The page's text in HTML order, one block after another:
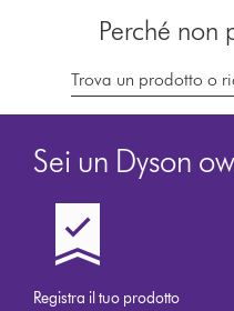
Perché non
Sei un Dyson
Registra il tuo prodotto